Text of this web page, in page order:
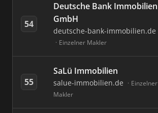
54
Deutsche Bank Immobilien
GmbH
deutsche-bank-immobilien.de
Einzelner Makler
55
SaLü Immobilien
salue-immobilien.de
Einzelner
Makler